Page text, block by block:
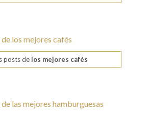
posts delos mejores cafés